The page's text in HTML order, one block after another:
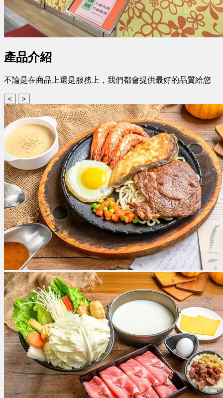
產品介紹
不論是在商品上還是服務上，我們都會提供最好的品質給您
< >